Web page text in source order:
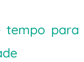
tempo para